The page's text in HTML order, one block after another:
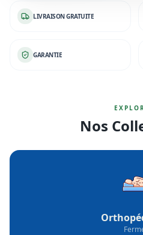
LIVRAISON GRATUITE
GARANTIE
Nos